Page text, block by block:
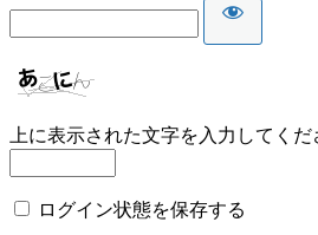
上に表示された文字を入力してくだ
ログイン状態を保存する